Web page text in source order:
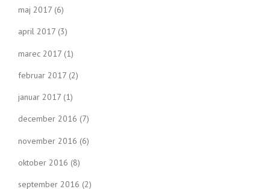
maj 2017 (6)
april 2017 (3)
marec 2017 (1)
februar 2017 (2)
januar 2017 (1)
december 2016 (7)
november 2016 (6)
oktober 2016 (8)
september 2016 (2)